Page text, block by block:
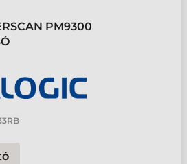
PM9300